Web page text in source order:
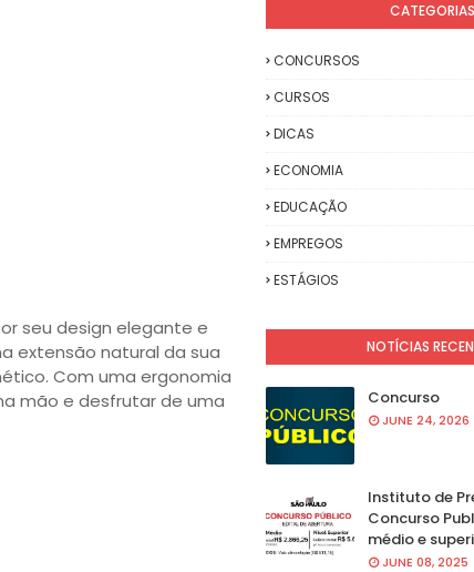
seu design elegante e
extensão natural da sua
Com uma ergonomia
mão e desfrutar de uma
CATEGORIAS
CONCURSOS
CURSOS
DICAS
ECONOMIA
EDUCAÇÃO
EMPREGOS
ESTÁGIOS
NOTÍCIAS
Concurso
JUNE 24, 2026
Instituto de
Concurso
médio e
JUNE 08, 2025